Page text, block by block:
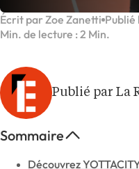
Écrit par Zoe Zanetti Publié
Min. de lecture : 2 Min.
Publié par La
Sommaire
Découvrez